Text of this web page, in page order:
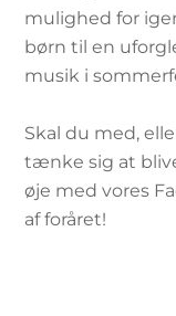
mulighed for
børn til en
musik i
Skal du med,
tænke sig at
øje med vores
af foråret!